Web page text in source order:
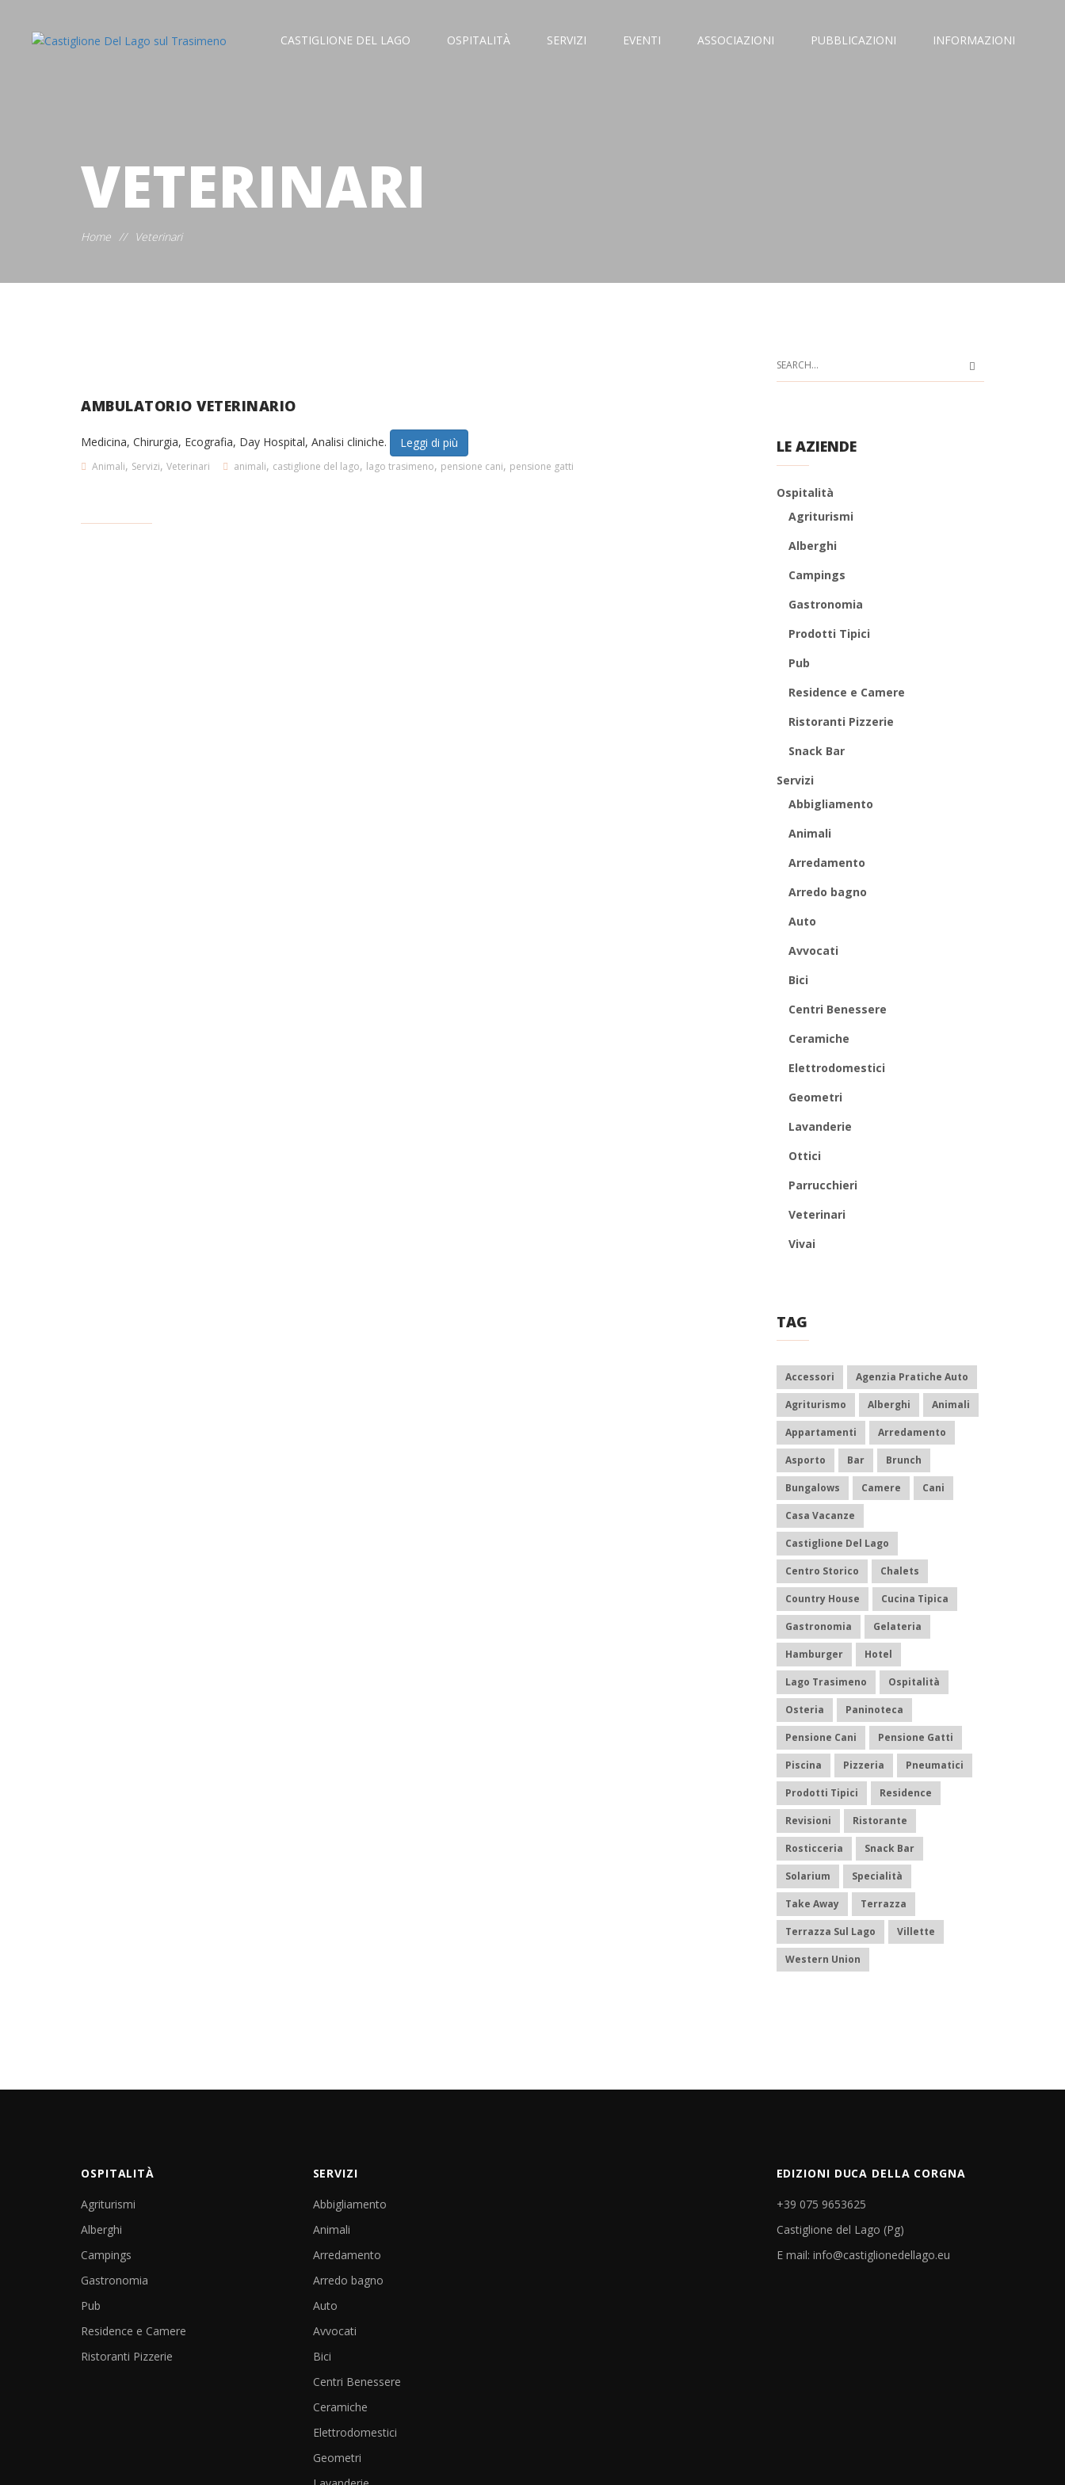
CASTIGLIONE DEL LAGO OSPITALITÀ SERVIZI EVENTI ASSOCIAZIONI PUBBLICAZIONI INFORMAZIONI
VETERINARI
Home // Veterinari
AMBULATORIO VETERINARIO
Medicina, Chirurgia, Ecografia, Day Hospital, Analisi cliniche. Leggi di più
Animali, Servizi, Veterinari animali, castiglione del lago, lago trasimeno, pensione cani, pensione gatti
LE AZIENDE
Ospitalità
Agriturismi
Alberghi
Campings
Gastronomia
Prodotti Tipici
Pub
Residence e Camere
Ristoranti Pizzerie
Snack Bar
Servizi
Abbigliamento
Animali
Arredamento
Arredo bagno
Auto
Avvocati
Bici
Centri Benessere
Ceramiche
Elettrodomestici
Geometri
Lavanderie
Ottici
Parrucchieri
Veterinari
Vivai
TAG
Accessori Agenzia Pratiche Auto
Agriturismo Alberghi Animali
Appartamenti Arredamento
Asporto Bar Brunch
Bungalows Camere Cani
Casa Vacanze
Castiglione Del Lago
Centro Storico Chalets
Country House Cucina Tipica
Gastronomia Gelateria
Hamburger Hotel
Lago Trasimeno Ospitalità
Osteria Paninoteca
Pensione Cani Pensione Gatti
Piscina Pizzeria Pneumatici
Prodotti Tipici Residence
Revisioni Ristorante
Rosticceria Snack Bar
Solarium Specialità
Take Away Terrazza
Terrazza Sul Lago Villette
Western Union
OSPITALITÀ
Agriturismi
Alberghi
Campings
Gastronomia
Pub
Residence e Camere
Ristoranti Pizzerie
SERVIZI
Abbigliamento
Animali
Arredamento
Arredo bagno
Auto
Avvocati
Bici
Centri Benessere
Ceramiche
Elettrodomestici
Geometri
EDIZIONI DUCA DELLA CORGNA
+39 075 9653625
Castiglione del Lago (Pg)
E mail: info@castiglionedellago.eu